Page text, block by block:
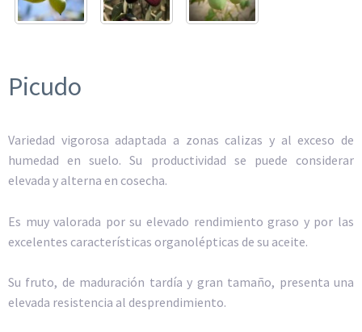
Picudo
Variedad vigorosa adaptada a zonas calizas y al exceso de
humedad en suelo. Su productividad se puede considerar
elevada y alterna en cosecha.
Es muy valorada por su elevado rendimiento graso y por las
excelentes características organolépticas de su aceite.
Su fruto, de maduración tardía y gran tamaño, presenta una
elevada resistencia al desprendimiento.